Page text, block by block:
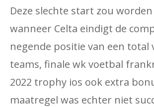
Deze slechte start zou
wanneer Celta eindigt de
negende positie van een total
teams, finale wk voetbal
2022 trophy ios ook extra
maatregel was echter niet